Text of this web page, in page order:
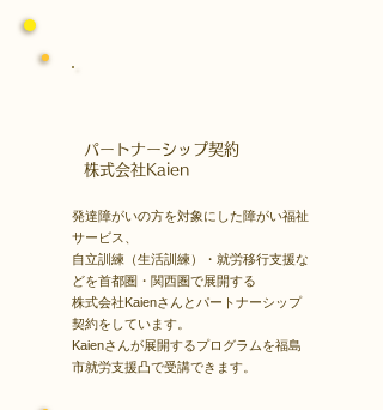
​パートナーシップ契約
​株式会社Kaien
発達障がいの方を対象にした障がい福祉
サービス、
自立訓練（生活訓練）・就労移行支援な
どを首都圏・関西圏で展開する
株式会社Kaienさんとパートナーシップ
契約をしています。
Kaienさんが展開するプログラムを福島
市就労支援凸で受講できます。